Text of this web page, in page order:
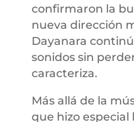
confirmaron la
nueva dirección
Dayanara
sonidos sin
caracteriza.
Más allá de la
que hizo especial